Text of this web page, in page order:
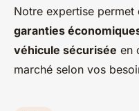
Notre expertise
garanties
véhicule sécurisée en
marché selon vos